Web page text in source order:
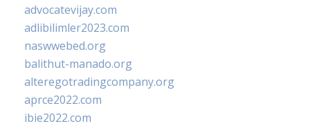
advocatevijay.com
adlibilimler2023.com
naswwebed.org
balithut-manado.org
alteregotradingcompany.org
aprce2022.com
ibie2022.com